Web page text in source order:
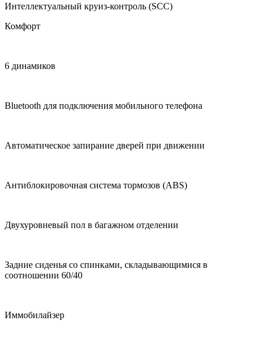
Интеллектуальный круиз-контроль (SCC)
Комфорт
6 динамиков
Bluetooth для подключения мобильного телефона
Автоматическое запирание дверей при движении
Антиблокировочная система тормозов (ABS)
Двухуровневый пол в багажном отделении
Задние сиденья со спинками, складывающимися в
соотношении 60/40
Иммобилайзер